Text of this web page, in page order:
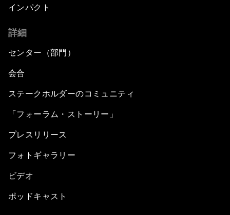
インパクト
詳細
センター（部門）
会合
ステークホルダーのコミュニティ
「フォーラム・ストーリー」
プレスリリース
フォトギャラリー
ビデオ
ポッドキャスト